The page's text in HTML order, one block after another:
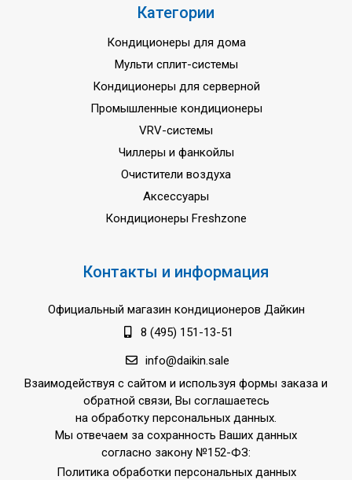
Категории
Кондиционеры для дома
Мульти сплит-системы
Кондиционеры для серверной
Промышленные кондиционеры
VRV-системы
Чиллеры и фанкойлы
Очистители воздуха
Аксессуары
Кондиционеры Freshzone
Контакты и информация
Официальный магазин кондиционеров Дайкин
8 (495) 151-13-51
info@daikin.sale
Взаимодействуя с сайтом и используя формы заказа и
обратной связи, Вы соглашаетесь
на обработку персональных данных.
Мы отвечаем за сохранность Ваших данных
согласно закону №152-ФЗ:
Политика обработки персональных данных